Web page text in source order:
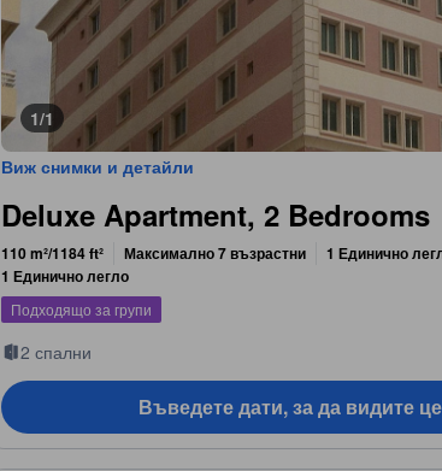
1/1
Виж снимки и детайли
Deluxe Apartment, 2 Bedrooms
110 m²/1184 ft² Максимално 7 възрастни
1 Единично
1 Единично легло
Подходящо за групи
2 спални
Въведете дати, за да видите